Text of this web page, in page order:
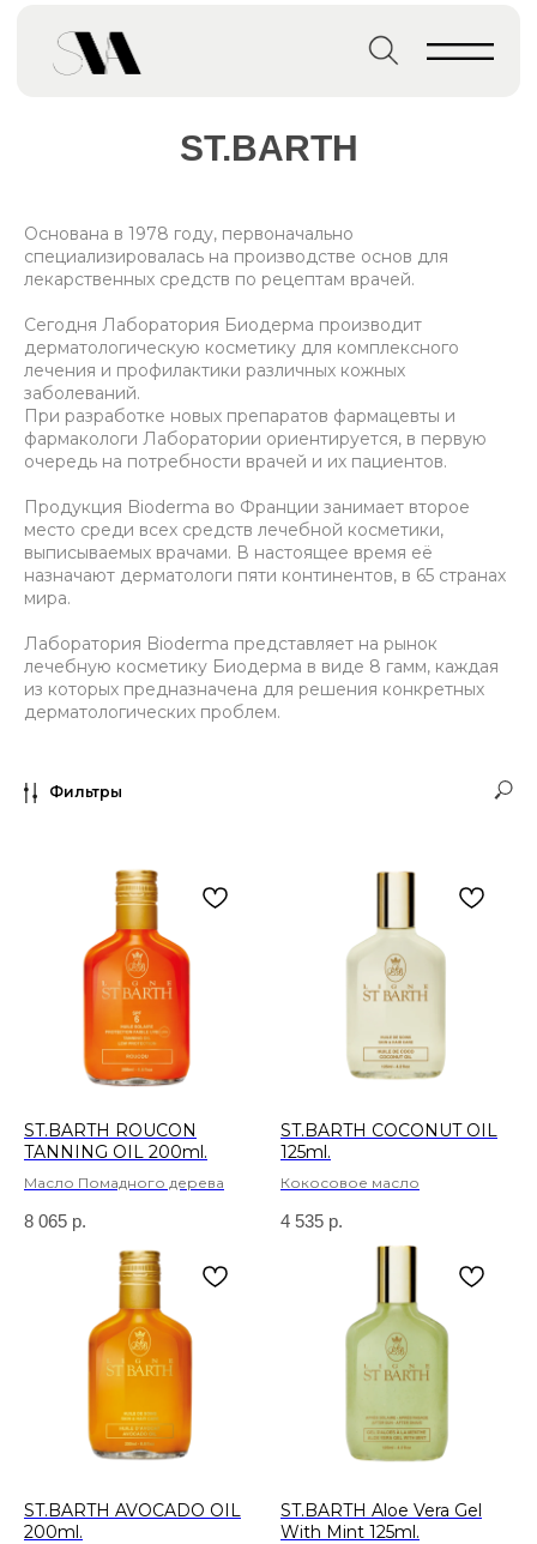
Главная страница ST.BARTH
ST.BARTH
Основана в 1978 году, первоначально
специализировалась на производстве основ для
лекарственных средств по рецептам врачей.
Сегодня Лаборатория Биодерма производит
дерматологическую косметику для комплексного
лечения и профилактики различных кожных
заболеваний.
При разработке новых препаратов фармацевты и
фармакологи Лаборатории ориентируется, в первую
очередь на потребности врачей и их пациентов.
Продукция Bioderma во Франции занимает второе
место среди всех средств лечебной косметики,
выписываемых врачами. В настоящее время её
назначают дерматологи пяти континентов, в 65 странах
мира.
Лаборатория Bioderma представляет на рынок
лечебную косметику Биодерма в виде 8 гамм, каждая
из которых предназначена для решения конкретных
дерматологических проблем.
Фильтры
ST.BARTH ROUCON
TANNING OIL 200ml.
Масло Помадного дерева
8 065 р.
ST.BARTH COCONUT OIL
125ml.
Кокосовое масло
4 535 р.
ST.BARTH AVOCADO OIL
200ml.
ST.BARTH Aloe Vera Gel
With Mint 125ml.